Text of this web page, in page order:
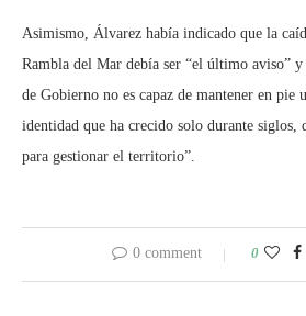
Asimismo, Álvarez había indicado que la
Rambla del Mar debía ser “el último aviso”
de Gobierno no es capaz de mantener en pie
identidad que ha crecido solo durante siglos,
para gestionar el territorio”.
0 comment 0